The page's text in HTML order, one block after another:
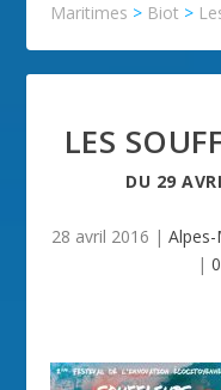
Maritimes > Biot >
LES
DU 29
28 avril 2016 |
| 0